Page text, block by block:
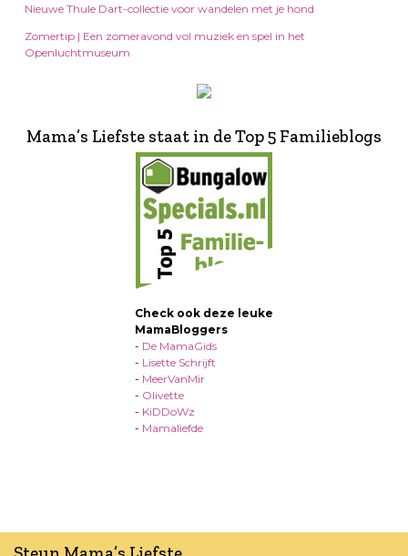
Nieuwe Thule Dart-collectie voor wandelen met je hond
Zomertip | Een zomeravond vol muziek en spel in het
Openluchtmuseum
Mama’s Liefste staat in de Top 5 Familieblogs
Check ook deze leuke
MamaBloggers
- De MamaGids
- Lisette Schrijft
- MeerVanMir
- Olivette
- KiDDoWz
- Mamaliefde